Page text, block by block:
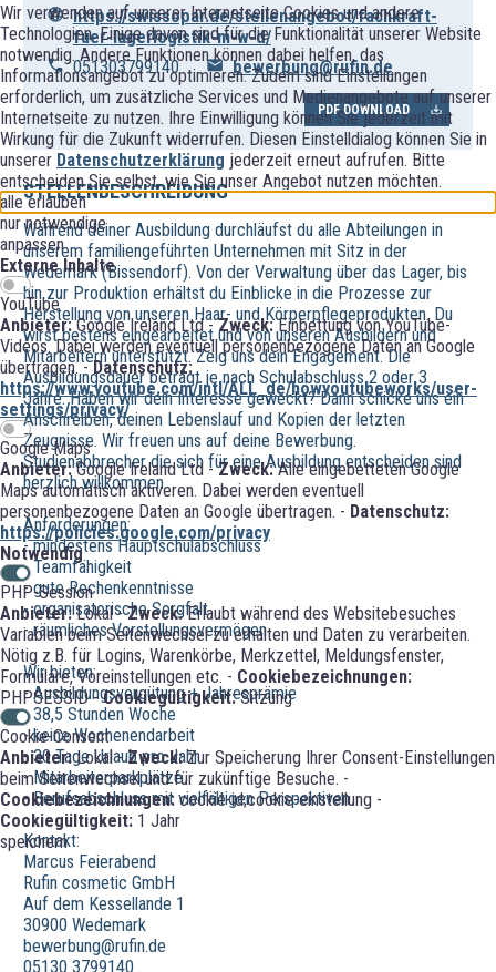
Wir verwenden auf unserer Internetseite Cookies und andere
Technologien. Einige davon sind für die Funktionalität unserer Website
notwendig. Andere Funktionen können dabei helfen, das
Informationsangebot zu optimieren. Zudem sind Einstellungen
erforderlich, um zusätzliche Services und Medienangebote auf unserer
Internetseite zu nutzen. Ihre Einwilligung können Sie jederzeit mit
Wirkung für die Zukunft widerrufen. Diesen Einstelldialog können Sie in
unserer Datenschutzerklärung jederzeit erneut aufrufen. Bitte
entscheiden Sie selbst, wie Sie unser Angebot nutzen möchten.
alle erlauben
nur notwendige
anpassen
Externe Inhalte
YouTube
Anbieter:Google Ireland Ltd -Zweck:Einbettung von YouTube-
Videos. Dabei werden eventuell personenbezogene Daten an Google
übertragen. -Datenschutz:
https://www.youtube.com/intl/ALL_de/howyoutubeworks/user-
settings/privacy/
Google Maps
Anbieter:Google Ireland Ltd -Zweck:Alle eingebetteten Google
Maps automatisch aktiveren. Dabei werden eventuell
personenbezogene Daten an Google übertragen. - Datenschutz:
https://policies.google.com/privacy
Notwendig
PHP-Session
Anbieter:Lokal -Zweck:Erlaubt während des Websitebesuches
Variablen beim Seitenwechsel zu erhalten und Daten zu verarbeiten.
Nötig z.B. für Logins, Warenkörbe, Merkzettel, Meldungsfenster,
Formulare, Voreinstellungen etc. - Cookiebezeichnungen:
PHPSESSID -Cookiegültigkeit:Sitzung
Cookie-Consent
Anbieter:Lokal -Zweck:Zur Speicherung Ihrer Consent-Einstellungen
beim Seitenwechsel und für zukünftige Besuche. -
Cookiebezeichnungen:cookie-id;cookie-einstellung -
Cookiegültigkeit: 1 Jahr
speichern
https://swissopar.de/stellenangebot/fachkraft-
fuer-lagerlogistik-m-w-d/
051303799140
bewerbung@rufin.de
PDF DOWNLOAD
STELLENBESCHREIBUNG
Während deiner Ausbildung durchläufst du alle Abteilungen in
unserem familiengeführten Unternehmen mit Sitz in der
Wedemark (Bissendorf). Von der Verwaltung über das Lager, bis
hin zur Produktion erhältst du Einblicke in die Prozesse zur
Herstellung von unseren Haar- und Körperpflegeprodukten. Du
wirst bestens eingearbeitet und von unseren Ausbildern und
Mitarbeitern unterstützt. Zeig uns dein Engagement. Die
Ausbildungsdauer beträgt je nach Schulabschluss 2 oder 3
Jahre. Haben wir dein Interesse geweckt? Dann schicke uns ein
Anschreiben, deinen Lebenslauf und Kopien der letzten
Zeugnisse. Wir freuen uns auf deine Bewerbung.
Studienabbrecher die sich für eine Ausbildung entscheiden sind
herzlich willkommen.
Anforderungen:
- mindestens Hauptschulabschluss
- Teamfähigkeit
- gute Rechenkenntnisse
- organisatorische Sorgfalt
- räumliches Vorstellungsvermögen
Wir bieten:
- Ausbildungsvergütung + Jahresprämie
- 38,5 Stunden Woche
- keine Wochenendarbeit
- 30 Tage Urlaub pro Jahr
- Mitarbeiterparkplätze
- Berufsabschluss mit vielfältigen Perspektiven
Kontakt:
Marcus Feierabend
Rufin cosmetic GmbH
Auf dem Kessellande 1
30900 Wedemark
bewerbung@rufin.de
05130 3799140